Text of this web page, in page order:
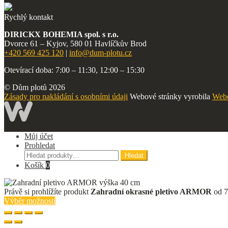
Rychlý kontakt
DIRICKX BOHEMIA spol. s r.o.
Dvorce 61 – Kyjov, 580 01 Havlíčkův Brod
+420 569 425 120 | info@dum-plotu.cz
Otevírací doba: 7:00 – 11:30, 12:00 – 15:30
© Dům plotů 2026
Zásady pro nakládání s osobními údaji Webové stránky vyrobila
Můj účet
Prohledat
Hledat:
Hledat
Košík 0
Právě si prohlížíte produkt Zahradní okrasné pletivo ARMOR od
Výběr možností